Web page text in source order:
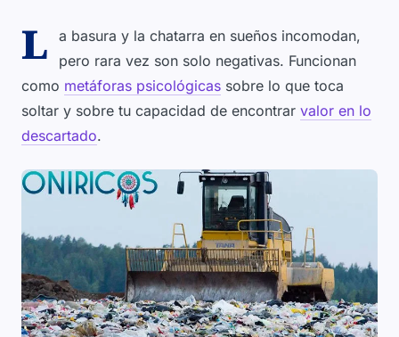
L
a basura y la chatarra en sueños incomodan,
pero rara vez son solo negativas. Funcionan
como metáforas psicológicas sobre lo que toca
soltar y sobre tu capacidad de encontrar valor en lo
descartado.